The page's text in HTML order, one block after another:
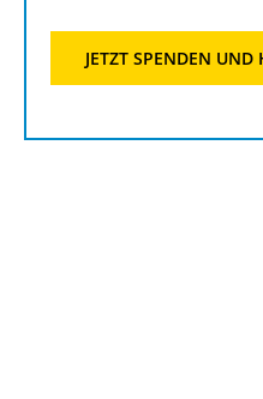
JETZT SPEN­DEN UND